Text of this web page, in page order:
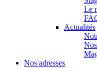
Le
Actualités
Nos adresses